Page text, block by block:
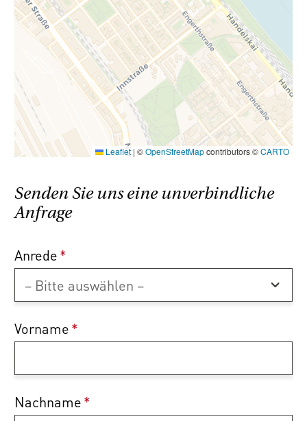
Naheverhältnis besteht.
Der Vermittler ist als Doppelmakler tätig.
Leaflet | ©OpenStreetMapcontributors ©CARTO
Senden Sie uns eine unverbindliche
Anfrage
Anrede*
Vorname*
Nachname*